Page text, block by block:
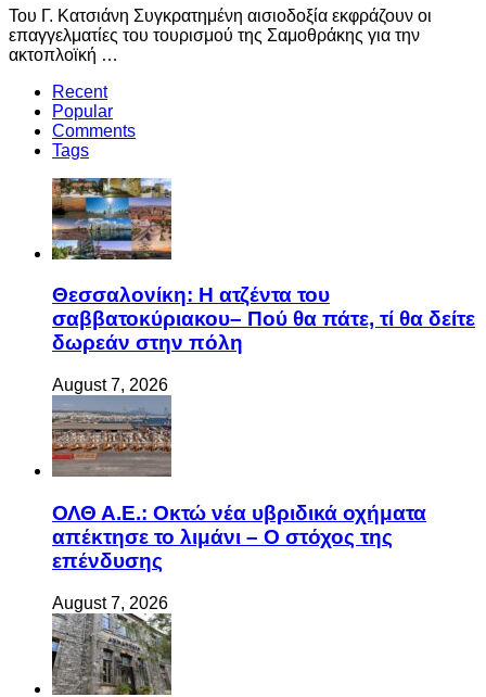
Του Γ. Κατσιάνη Συγκρατημένη αισιοδοξία εκφράζουν οι
επαγγελματίες του τουρισμού της Σαμοθράκης για την
ακτοπλοϊκή …
Recent
Popular
Comments
Tags
Θεσσαλονίκη: Η ατζέντα του
σαββατοκύριακου– Πού θα πάτε, τί θα δείτε
δωρεάν στην πόλη
August 7, 2026
ΟΛΘ Α.Ε.: Οκτώ νέα υβριδικά οχήματα
απέκτησε το λιμάνι – Ο στόχος της
επένδυσης
August 7, 2026